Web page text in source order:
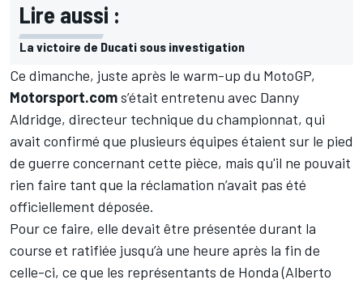
Lire aussi :
La victoire de Ducati sous investigation
Ce dimanche, juste après le warm-up du MotoGP,
Motorsport.coms’était entretenu avec Danny
Aldridge, directeur technique du championnat, qui
avait confirmé que plusieurs équipes étaient sur le pied
de guerre concernant cette pièce, mais qu'il ne pouvait
rien faire tant que la réclamation n’avait pas été
officiellement déposée.
Pour ce faire, elle devait être présentée durant la
course et ratifiée jusqu’à une heure après la fin de
celle-ci, ce que les représentants de Honda (Alberto